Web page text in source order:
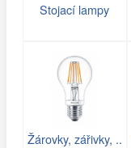
Stojací lampy
Žárovky, zářivky, ..